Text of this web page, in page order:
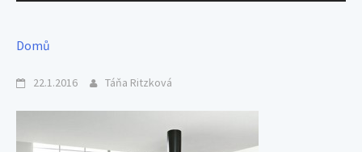
Domů
22.1.2016 Táňa Ritzková